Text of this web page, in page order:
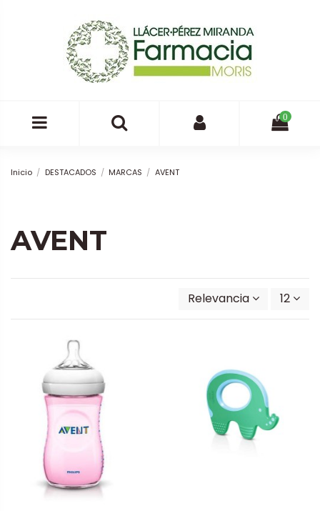
0
Inicio DESTACADOS MARCAS AVENT
AVENT
Relevancia 12